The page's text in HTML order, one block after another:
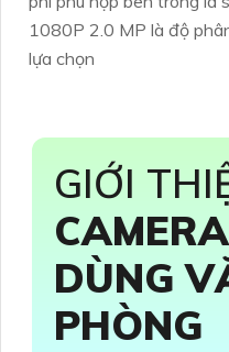
1080P 2.0 MP là độ
lựa chọn
GIỚI
DÙNG
PHÒNG